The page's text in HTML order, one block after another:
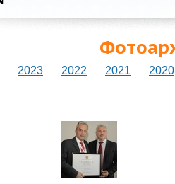
2023 2022 2021
2020